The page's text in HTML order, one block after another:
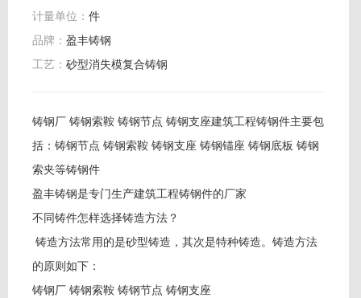
计量单位： 件
品牌： 盈丰铸钢
工艺： 砂型消失模复合铸钢
铸钢厂 铸钢索鞍 铸钢节点 铸钢支座建筑工程铸钢件主要包
括：铸钢节点 铸钢索鞍 铸钢支座 铸钢锚座 铸钢底板 铸钢
索夹等铸钢件
盈丰铸钢是专门生产建筑工程铸钢件的厂家
不同铸件怎样选择铸造方法？
铸造方法常用的是砂型铸造，其次是特种铸造。铸造方法
的原则如下：
铸钢厂 铸钢索鞍 铸钢节点 铸钢支座